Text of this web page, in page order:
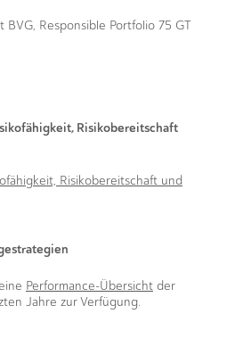
BVG, Responsible Portfolio 75 GT
Risikobereitschaft
Risikobereitschaft und
Performance-Übersicht​​​​​​​ ​​​​​​​ der
Jahre zur Verfügung.